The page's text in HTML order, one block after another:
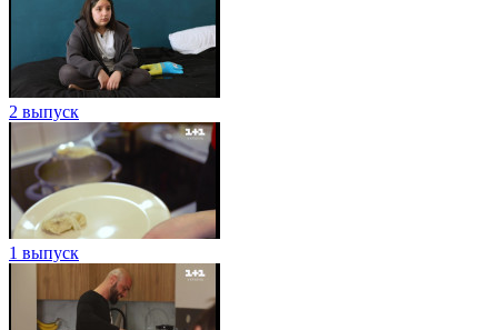
2 выпуск
1 выпуск